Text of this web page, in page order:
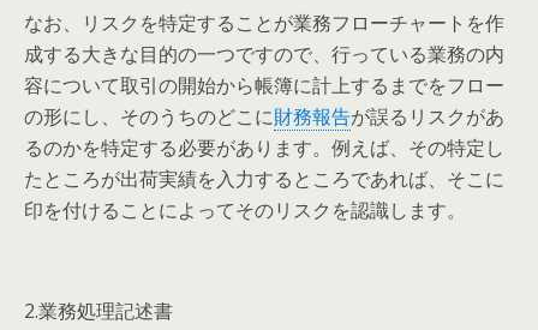
なお、リスクを特定することが業務フローチャートを作
成する大きな目的の一つですので、行っている業務の内
容について取引の開始から帳簿に計上するまでをフロー
の形にし、そのうちのどこに財務報告が誤るリスクがあ
るのかを特定する必要があります。例えば、その特定し
たところが出荷実績を入力するところであれば、そこに
印を付けることによってそのリスクを認識します。
2.業務処理記述書